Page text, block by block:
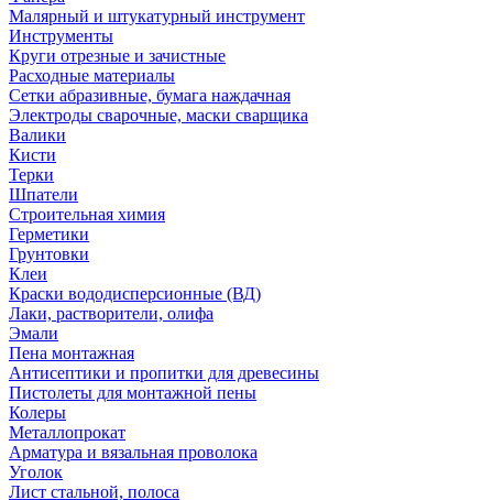
Малярный и штукатурный инструмент
Инструменты
Круги отрезные и зачистные
Расходные материалы
Сетки абразивные, бумага наждачная
Электроды сварочные, маски сварщика
Валики
Кисти
Терки
Шпатели
Строительная химия
Герметики
Грунтовки
Клеи
Краски вододисперсионные (ВД)
Лаки, растворители, олифа
Эмали
Пена монтажная
Антисептики и пропитки для древесины
Пистолеты для монтажной пены
Колеры
Металлопрокат
Арматура и вязальная проволока
Уголок
Лист стальной, полоса